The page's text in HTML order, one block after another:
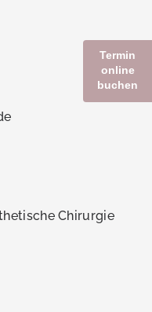
Chirurgie
Termin
online
buchen